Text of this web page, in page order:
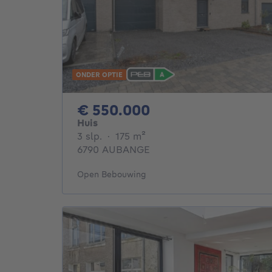
ONDER OPTIE
€ 550.000
Huis
3 slp. 3 slaapkamers
· 175 m²
6790 AUBANGE
Open Bebouwing